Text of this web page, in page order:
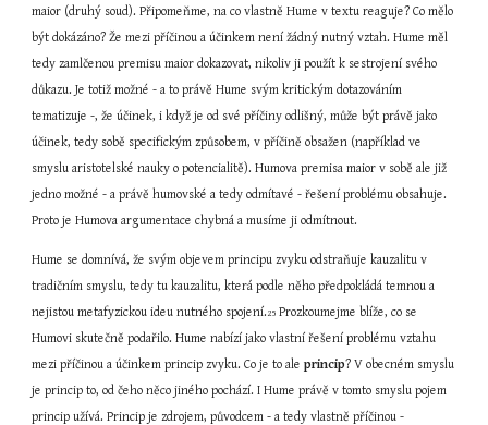
maior (druhý soud). Připomeňme, na co vlastně Hume v textu reaguje? Co mělo
být dokázáno? Že mezi příčinou a účinkem není žádný nutný vztah. Hume měl
tedy zamlčenou premisu maior dokazovat, nikoliv ji použít k sestrojení svého
důkazu. Je totiž možné - a to právě Hume svým kritickým dotazováním
tematizuje -, že účinek, i když je od své příčiny odlišný, může být právě jako
účinek, tedy sobě specifickým způsobem, v příčině obsažen (například ve
smyslu aristotelské nauky o potencialitě). Humova premisa maior v sobě ale již
jedno možné - a právě humovské a tedy odmítavé - řešení problému obsahuje.
Proto je Humova argumentace chybná a musíme ji odmítnout.
Hume se domnívá, že svým objevem principu zvyku odstraňuje kauzalitu v
tradičním smyslu, tedy tu kauzalitu, která podle něho předpokládá temnou a
nejistou metafyzickou ideu nutného spojení.25 Prozkoumejme blíže, co se
Humovi skutečně podařilo. Hume nabízí jako vlastní řešení problému vztahu
mezi příčinou a účinkem princip zvyku. Co je to ale princip? V obecném smyslu
je princip to, od čeho něco jiného pochází. I Hume právě v tomto smyslu pojem
princip užívá. Princip je zdrojem, původcem - a tedy vlastně příčinou -